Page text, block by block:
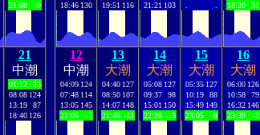
21:08
-9
21
中潮
01:12
23
08:08 124
13:19
87
18:40 126
18:46 130
19:51 116
21:21 103
18:20
31
12
中潮
04:09 124
07:48 114
13:05 145
21:05
-7
13
大潮
04:40 127
08:50 107
14:07 148
21:48 -13
14
大潮
05:08 127
09:37
98
15:01 150
22:28 -13
15
大潮
05:35 127
10:19
88
15:49 149
23:05
-9
16
大潮
06:00 126
10:58
79
16:32 146
23:39
-2